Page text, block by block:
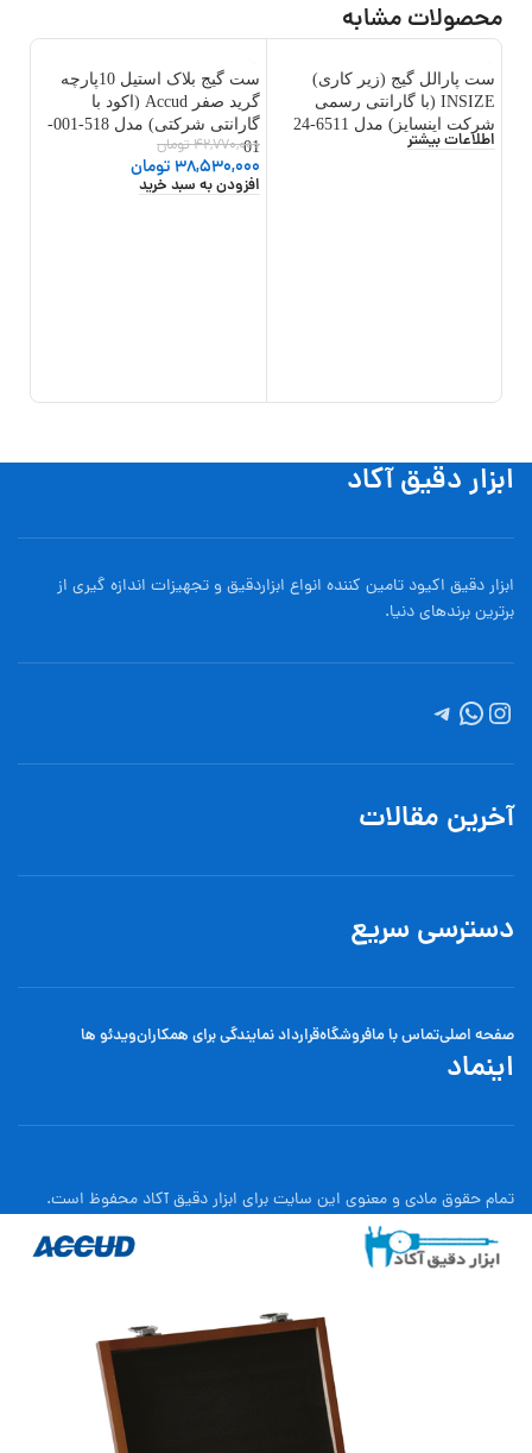
محصولات مشابه
ست پارالل گیج (زیر کاری)
INSIZE (با گارانتی رسمی
شرکت اینسایز) مدل 6511-24
اطلاعات بیشتر
-10%
ست گیج بلاک استیل 10پارچه
گرید صفر Accud (اکود با
گارانتی شرکتی) مدل 518-001-
01
42,770,000تومان
38,530,000تومان
افزودن به سبد خرید
ابزار دقیق آکاد
ابزار دقیق اکیود تامین کننده انواع ابزاردقيق و تجهيزات اندازه گیری از
برترین برندهای دنیا.
آخرین مقالات
دسترسی سریع
صفحه اصلیتماس با مافروشگاهقرارداد نمایندگی برای همکارانویدئو ها
اینماد
تمام حقوق مادی و معنوی این سایت برای ابزار دقیق آکاد محفوظ است.